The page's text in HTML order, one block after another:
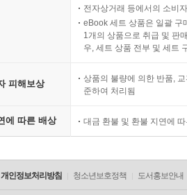
전자상거래 등에서의 소비
eBook 세트 상품은 일괄 구
1개의 상품으로 취급 및 판
우, 세트 상품 전부 및 세트
피해보상
상품의 불량에 의한 반품,
준하여 처리됨
에 따른 배상 대금 환불 및 환불 지연에
개인정보처리방침 청소년보호정책 도서홍보안내